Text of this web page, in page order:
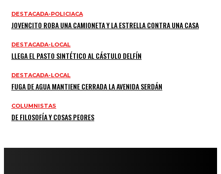
DESTACADA-POLICIACA
JOVENCITO ROBA UNA CAMIONETA Y LA ESTRELLA CONTRA UNA CASA
DESTACADA-LOCAL
LLEGA EL PASTO SINTÉTICO AL CÁSTULO DELFÍN
DESTACADA-LOCAL
FUGA DE AGUA MANTIENE CERRADA LA AVENIDA SERDÁN
COLUMNISTAS
DE FILOSOFÍA Y COSAS PEORES